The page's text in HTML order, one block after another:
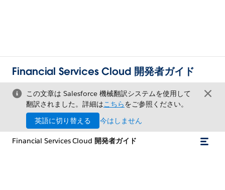
Financial Services Cloud 開発者ガイド
この文章は Salesforce 機械翻訳システムを使用して
翻訳されました。詳細はこちらをご参照ください。
英語に切り替える
今はしません
Financial Services Cloud 開発者ガイド